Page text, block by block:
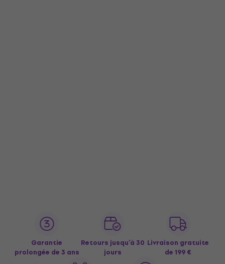
Garantie
prolongée de 3 ans
Retours jusqu’à 30
jours
Livraison gratuite
de 199 €